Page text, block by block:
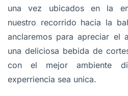
una vez ubicados en la
nuestro recorrido hacia la
anclaremos para apreciar el
una deliciosa bebida de
con el mejor ambiente
experriencia sea unica.